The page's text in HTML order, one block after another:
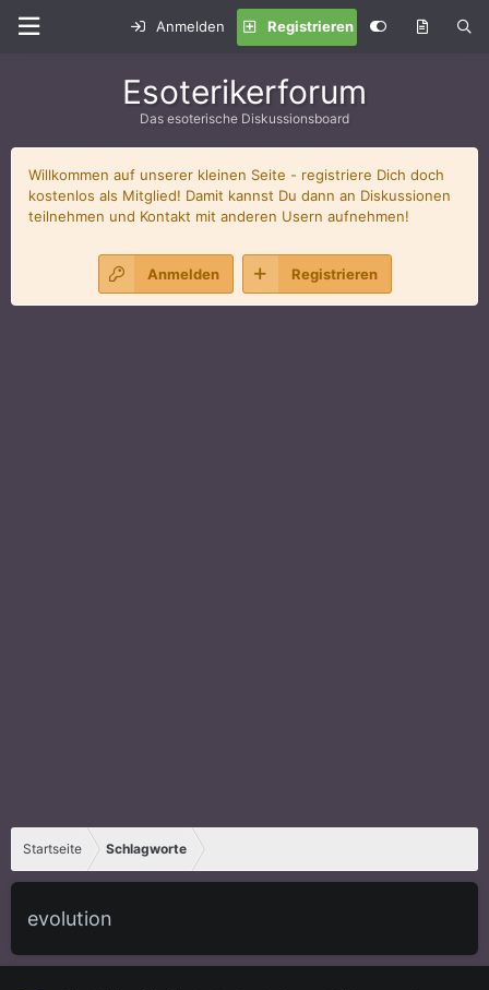
Anmelden Registrieren
Esoterikerforum
Das esoterische Diskussionsboard
Willkommen auf unserer kleinen Seite - registriere Dich doch
kostenlos als Mitglied! Damit kannst Du dann an Diskussionen
teilnehmen und Kontakt mit anderen Usern aufnehmen!
Anmelden Registrieren
Startseite Schlagworte
evolution